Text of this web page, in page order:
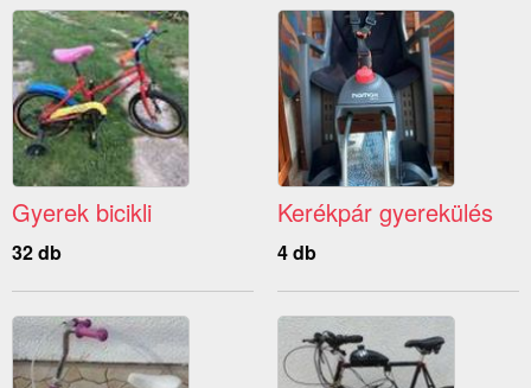
Gyerek bicikli
32 db
Kerékpár gyerekülés
4 db